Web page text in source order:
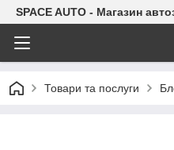
SPACE AUTO - Магазин
Товари та послуги